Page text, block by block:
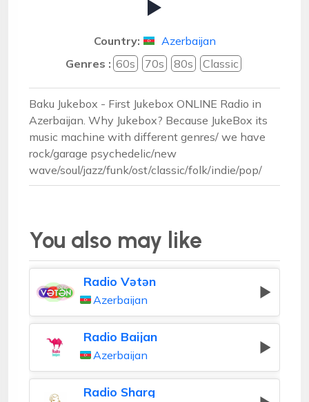
Country:
Azerbaijan
Genres : 60s 70s 80s Classic
Baku Jukebox - First Jukebox ONLINE Radio in
Azerbaijan. Why Jukebox? Because JukeBox its
music machine with different genres/ we have
rock/garage psychedelic/new
wave/soul/jazz/funk/ost/classic/folk/indie/pop/
You also may like
Radio Vətən
Azerbaijan
Radio Baijan
Azerbaijan
Radio Sharg